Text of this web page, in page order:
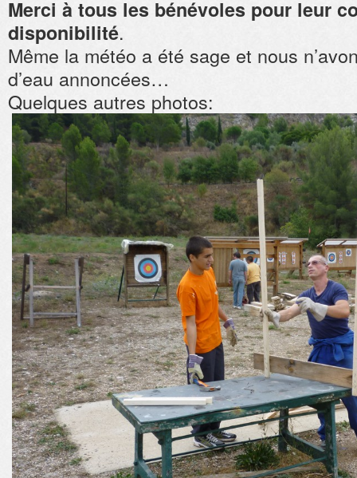
Merci à tous les bénévoles pour leur
disponibilité.
Même la météo a été sage et nous
d’eau annoncées…
Quelques autres photos: